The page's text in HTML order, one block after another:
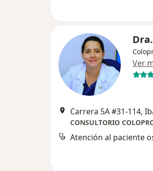
Ver
Carrera 5A #31-114,
CONSULTORIO